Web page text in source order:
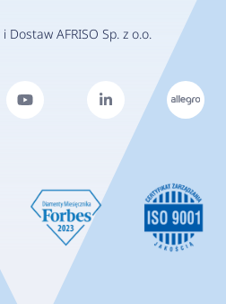
AFRISO Sp. z o.o.